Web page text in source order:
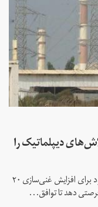
۲۰ درصدی تلاش‌های دیپلماتیک را
اتحادیه اروپا اعلام کرد ایران باید فورا تصمیم اخیر خود برای افزایش غنی‌سازی ۲۰
دهد تا توافق...